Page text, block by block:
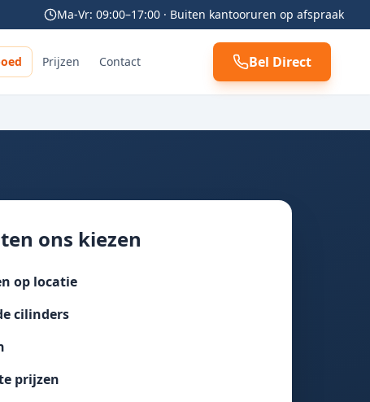
Ma-Vr: 09:00–17:00 · Buiten kantooruren op afspraak
Prijzen Contact Bel Direct
ons kiezen
op locatie
cilinders
prijzen